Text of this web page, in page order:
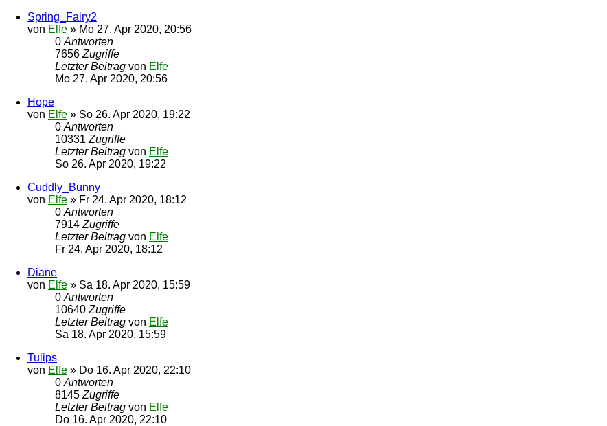
Spring_Fairy2
von Elfe » Mo 27. Apr 2020, 20:56
0 Antworten
7656 Zugriffe
Letzter Beitrag von Elfe
Mo 27. Apr 2020, 20:56
Hope
von Elfe » So 26. Apr 2020, 19:22
0 Antworten
10331 Zugriffe
Letzter Beitrag von Elfe
So 26. Apr 2020, 19:22
Cuddly_Bunny
von Elfe » Fr 24. Apr 2020, 18:12
0 Antworten
7914 Zugriffe
Letzter Beitrag von Elfe
Fr 24. Apr 2020, 18:12
Diane
von Elfe » Sa 18. Apr 2020, 15:59
0 Antworten
10640 Zugriffe
Letzter Beitrag von Elfe
Sa 18. Apr 2020, 15:59
Tulips
von Elfe » Do 16. Apr 2020, 22:10
0 Antworten
8145 Zugriffe
Letzter Beitrag von Elfe
Do 16. Apr 2020, 22:10